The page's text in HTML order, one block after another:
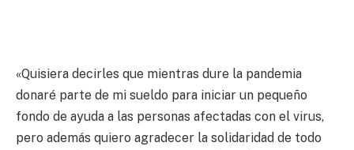
«Quisiera decirles que mientras dure la pandemia
donaré parte de mi sueldo para iniciar un pequeño
fondo de ayuda a las personas afectadas con el virus,
pero además quiero agradecer la solidaridad de todo